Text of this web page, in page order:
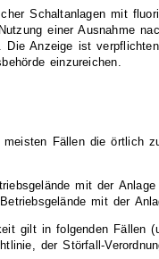
Schaltanlagen mit
einer Ausnahme
Die Anzeige ist
einzureichen.
Fällen die örtlich
mit der
mit der
gilt in folgenden Fällen
der Störfall-